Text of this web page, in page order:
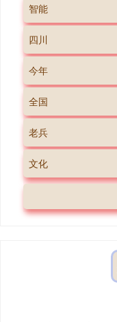
智能
四川
今年
全国
老兵
文化